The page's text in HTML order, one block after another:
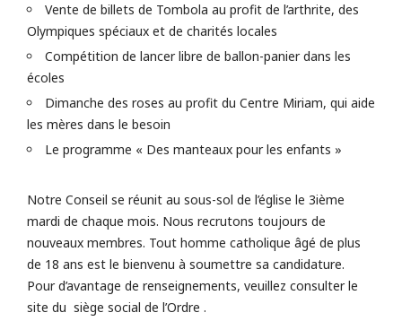
Vente de billets de Tombola au profit de l’arthrite, des
Olympiques spéciaux et de charités locales
Compétition de lancer libre de ballon-panier dans les
écoles
Dimanche des roses au profit du Centre Miriam, qui aide
les mères dans le besoin
Le programme « Des manteaux pour les enfants »
Notre Conseil se réunit au sous-sol de l’église le 3ième
mardi de chaque mois. Nous recrutons toujours de
nouveaux membres. Tout homme catholique âgé de plus
de 18 ans est le bienvenu à soumettre sa candidature.
Pour d’avantage de renseignements, veuillez consulter le
site du siège social de l’Ordre .